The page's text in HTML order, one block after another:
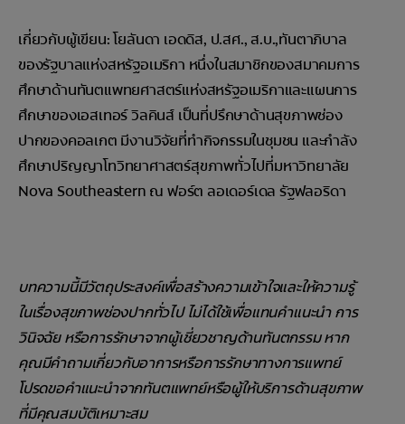
เกี่ยวกับผู้เขียน: โยลันดา เอดดิส, ป.สศ., ส.บ.,ทันตาภิบาล
ของรัฐบาลแห่งสหรัฐอเมริกา หนึ่งในสมาชิกของสมาคมการ
ศึกษาด้านทันตแพทยศาสตร์แห่งสหรัฐอเมริกาและแผนการ
ศึกษาของเอสเทอร์ วิลคินส์ เป็นที่ปรึกษาด้านสุขภาพช่อง
ปากของคอลเกต มีงานวิจัยที่ทำกิจกรรมในชุมชน และกำลัง
ศึกษาปริญญาโทวิทยาศาสตร์สุขภาพทั่วไปที่มหาวิทยาลัย
Nova Southeastern ณ ฟอร์ต ลอเดอร์เดล รัฐฟลอริดา
บทความนี้มีวัตถุประสงค์เพื่อสร้างความเข้าใจและให้ความรู้
ในเรื่องสุขภาพช่องปากทั่วไป ไม่ได้ใช้เพื่อแทนคำแนะนำ การ
วินิจฉัย หรือการรักษาจากผู้เชี่ยวชาญด้านทันตกรรม หาก
คุณมีคำถามเกี่ยวกับอาการหรือการรักษาทางการแพทย์
โปรดขอคำแนะนำจากทันตแพทย์หรือผู้ให้บริการด้านสุขภาพ
ที่มีคุณสมบัติเหมาะสม